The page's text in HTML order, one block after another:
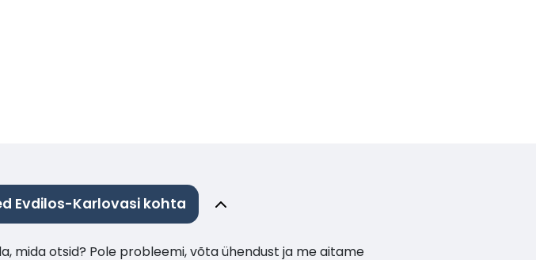
Evdilos-Karlovasi kohta
mida otsid? Pole probleemi, võta ühendust ja me aitame